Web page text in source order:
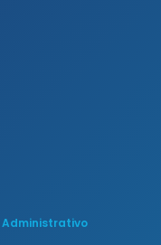
Administrativo